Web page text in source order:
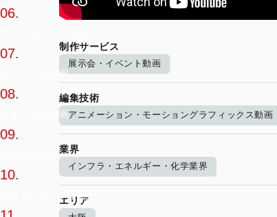
06.
07.
マニュアル動画
08.
研修・教育動画
09.
10.
展示会・イベント動画
制作サービス
展示会・イベント動画
編集技術
アニメーション・モーショングラフィックス動画
業界
インフラ・エネルギー・化学業界
エリア